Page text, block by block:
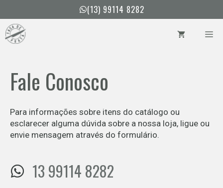
para
conteúdo
(13) 99114 8282
Fale Conosco
Para informações sobre itens do catálogo ou
esclarecer alguma dúvida sobre a nossa loja, ligue ou
envie mensagem através do formulário.
13 99114 8282